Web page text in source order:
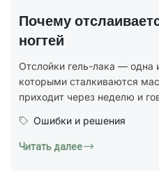
В 2025 году был утверждён
стандарт ГОСТ Р 72319-
Ногтевой сервис. Карты
процессов. Общие...
Юридическая